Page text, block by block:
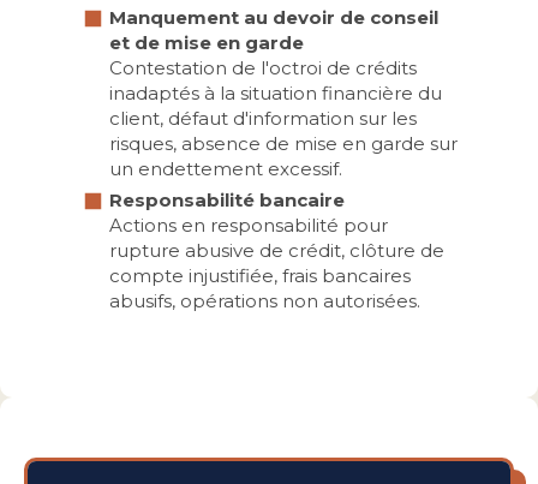
Manquement au devoir de conseil
et de mise en garde
Contestation de l'octroi de crédits
inadaptés à la situation financière du
client, défaut d'information sur les
risques, absence de mise en garde sur
un endettement excessif.
Responsabilité bancaire
Actions en responsabilité pour
rupture abusive de crédit, clôture de
compte injustifiée, frais bancaires
abusifs, opérations non autorisées.